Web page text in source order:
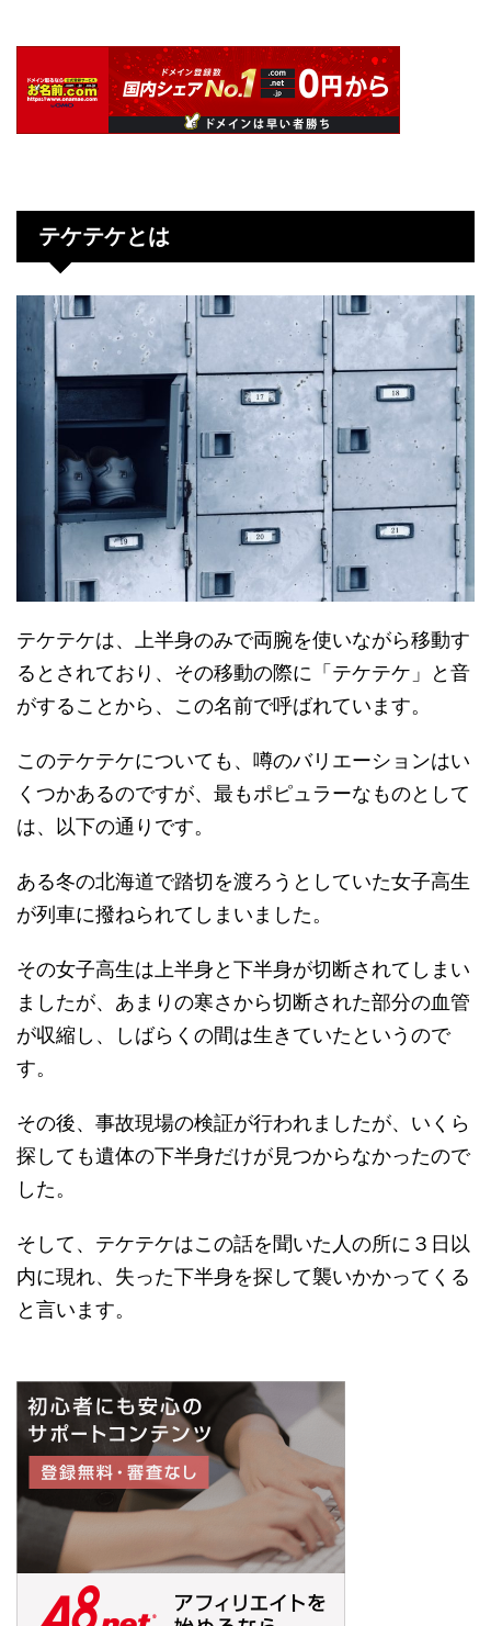
テケテケとは
テケテケは、上半身のみで両腕を使いながら移動す
るとされており、その移動の際に「テケテケ」と音
がすることから、この名前で呼ばれています。
このテケテケについても、噂のバリエーションはい
くつかあるのですが、最もポピュラーなものとして
は、以下の通りです。
ある冬の北海道で踏切を渡ろうとしていた女子高生
が列車に撥ねられてしまいました。
その女子高生は上半身と下半身が切断されてしまい
ましたが、あまりの寒さから切断された部分の血管
が収縮し、しばらくの間は生きていたというので
す。
その後、事故現場の検証が行われましたが、いくら
探しても遺体の下半身だけが見つからなかったので
した。
そして、テケテケはこの話を聞いた人の所に３日以
内に現れ、失った下半身を探して襲いかかってくる
と言います。